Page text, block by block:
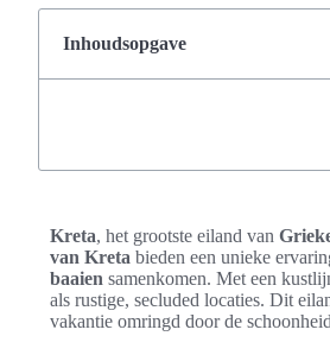
Inhoudsopgave
Kreta, het grootste eiland van
van Kreta bieden een unieke
baaien samenkomen. Met een
als rustige, secluded locaties. Dit
vakantie omringd door de